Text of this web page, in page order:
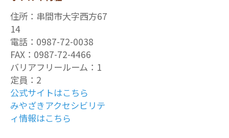
住所：串間市大字西方67
14
電話：0987-72-0038
FAX：0987-72-4466
バリアフリールーム：1
定員：2
公式サイトはこちら
みやざきアクセシビリテ
ィ情報はこちら